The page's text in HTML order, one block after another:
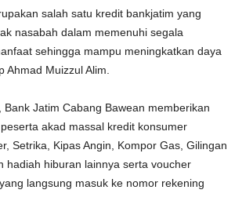
salah satu kredit bankjatim yang
nasabah dalam memenuhi segala
sehingga mampu meningkatkan daya
Ahmad Muizzul Alim.
Bank Jatim Cabang Bawean memberikan
akad massal kredit konsumer
Setrika, Kipas Angin, Kompor Gas, Gilingan
hadiah hiburan lainnya serta voucher
langsung masuk ke nomor rekening